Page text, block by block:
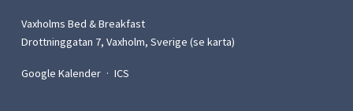
Vaxholms Bed & Breakfast
Drottninggatan 7 Vaxholm Sverige (se karta)
Google Kalender ICS